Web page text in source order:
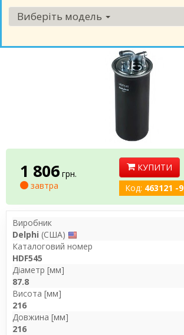
Виберіть модель
1 806 грн.
завтра
КУПИТИ
Код: 463121 -9
Виробник
Delphi (США)
Каталоговий номер
HDF545
Діаметр [мм]
87.8
Висота [мм]
216
Довжина [мм]
216